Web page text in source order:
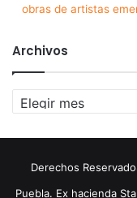
obras de artistas
Archivos
Archivos
Derechos
Puebla. Ex hacienda